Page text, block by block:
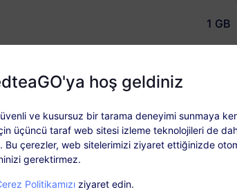
RedteaGO
1 GB
USD $3.80
Kapsam ve Ağlar
hoş geldiniz
ve kusursuz bir tarama deneyimi sunmaya
üçüncü taraf web sitesi izleme teknolojileri de
Bu çerezler, web sitelerimizi ziyaret ettiğinizde
gerektirmez.
Politikamızı ziyaret edin.